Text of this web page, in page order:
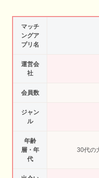
マッチ
ングア
プリ名
運営会
社
会員数
ジャン
ル
年齢
層・年
代
30代の